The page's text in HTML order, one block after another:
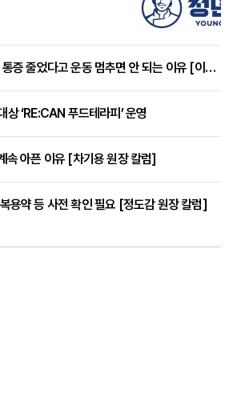
팔 들기 어려운 오십견, 통증 줄었다고 운동 멈추면 안 되는 이유 [이병욱 원장 칼럼]
상 ‘RE:CAN 푸드테라피’ 운영
속 아픈 이유 [차기용 원장 칼럼]
용약 등 사전 확인 필요 [정도감 원장 칼럼]